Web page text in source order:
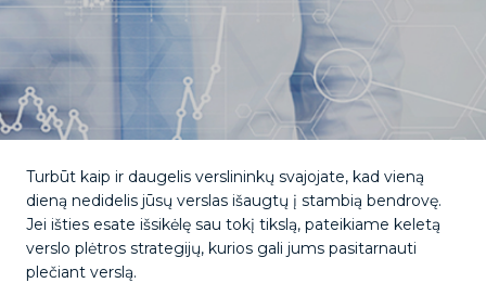
Turbūt kaip ir daugelis verslininkų svajojate, kad vieną
dieną nedidelis jūsų verslas išaugtų į stambią bendrovę.
Jei išties esate išsikėlę sau tokį tikslą, pateikiame keletą
verslo plėtros strategijų, kurios gali jums pasitarnauti
plečiant verslą.